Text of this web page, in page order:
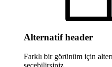
Alternatif header
Farklı bir görünüm için
seçebilirsiniz.